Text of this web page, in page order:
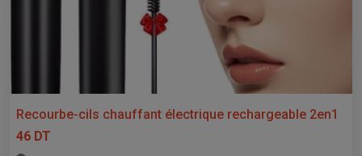
Recourbe-cils chauffant électrique rechargeable 2en1
46 DT